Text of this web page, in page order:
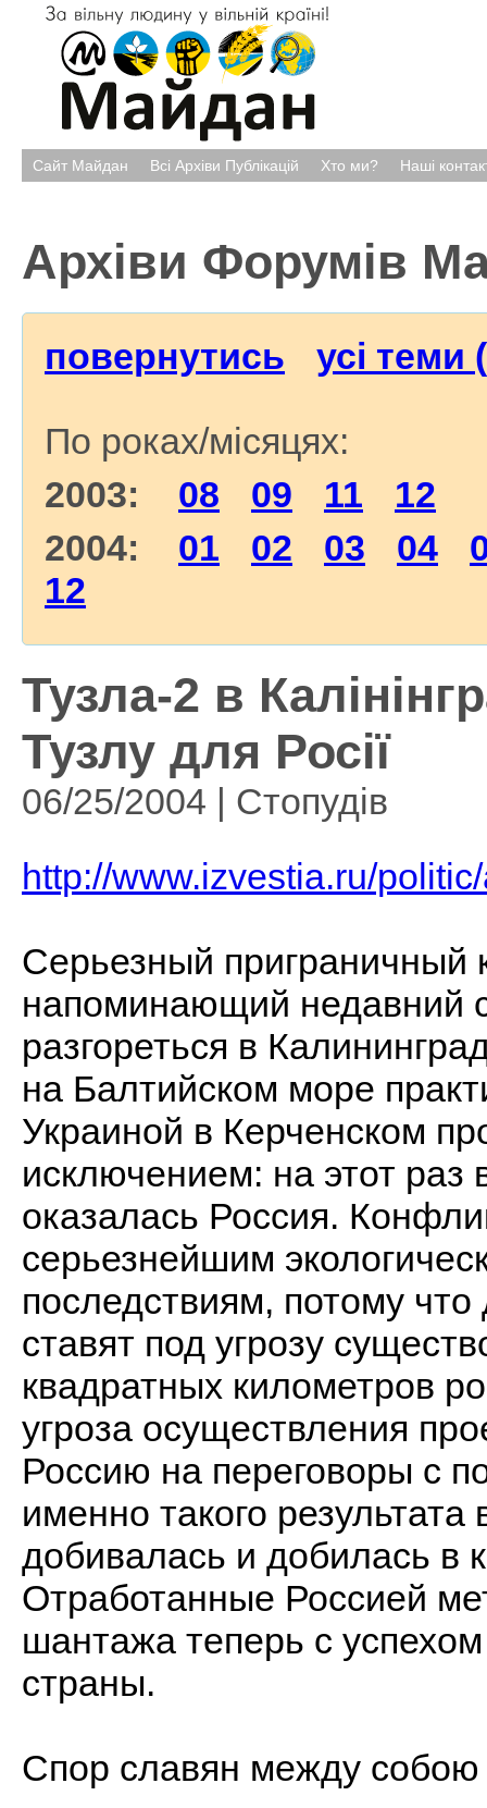
Сайт Майдан Всі Архіви Публікацій Хто ми? Наші
Архіви Форумів
повернутись усі теми
По роках/місяцях:
2003: 08 09 11
12
2004: 01 02 03 04
12
Тузла-2 в
Тузлу для Росії
06/25/2004 | Стопудів
http://www.izvestia.ru/
Серьезный приграничный
напоминающий недавний
разгореться в
на Балтийском море
Украиной в Керченском
исключением: на этот
оказалась Россия.
серьезнейшим
последствиям, потому
ставят под угрозу
квадратных километров
угроза осуществления
Россию на переговоры с
именно такого
добивалась и добилась в
Отработанные Россией
шантажа теперь с
страны.
Спор славян между собою